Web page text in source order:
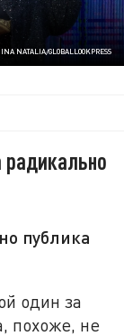
NATALIA/GLOBALLOOKPRESS
публика
один за
похоже, не